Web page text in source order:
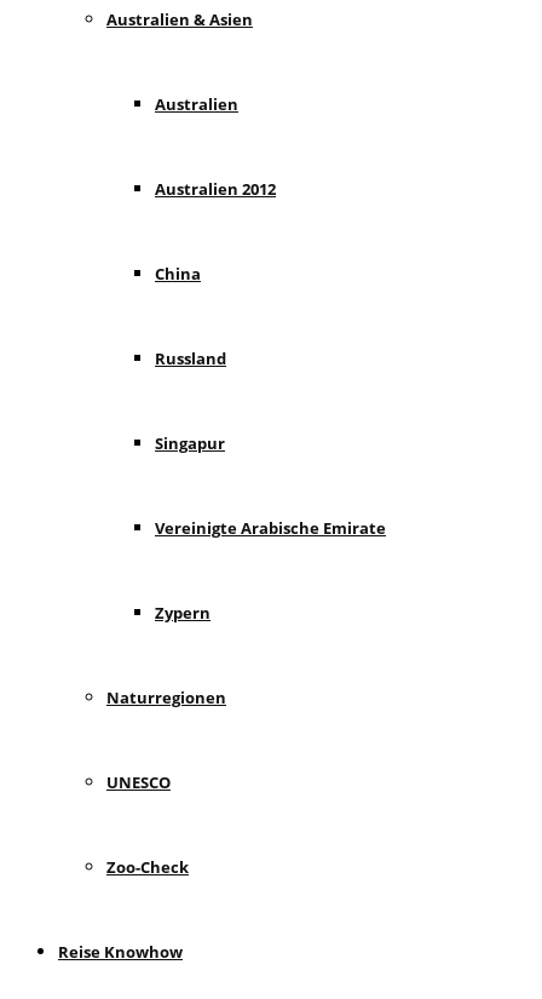
Australien & Asien
Australien
Australien 2012
China
Russland
Singapur
Vereinigte Arabische Emirate
Zypern
Naturregionen
UNESCO
Zoo-Check
Reise Knowhow